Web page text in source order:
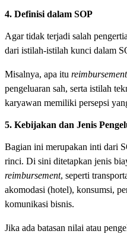
4. Definisi dalam SOP
Agar tidak terjadi salah
dari istilah-istilah kunci dalam
Misalnya, apa itu reimbursement
pengeluaran sah, serta istilah
karyawan memiliki persepsi
5. Kebijakan dan Jenis
Bagian ini merupakan inti dari
rinci. Di sini ditetapkan jenis
reimbursement, seperti
akomodasi (hotel), konsumsi,
komunikasi bisnis.
Jika ada batasan nilai atau